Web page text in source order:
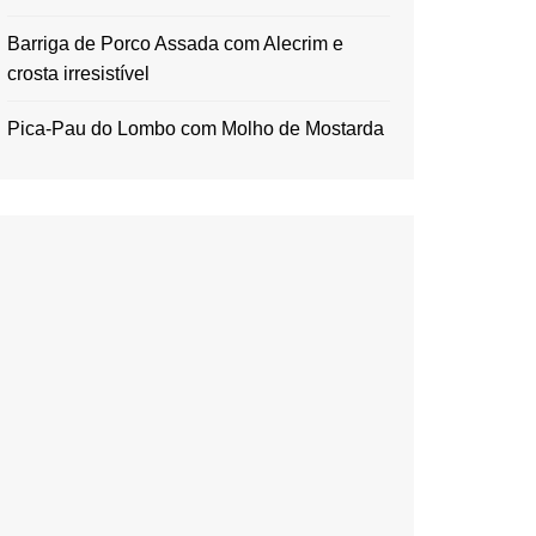
Barriga de Porco Assada com Alecrim e
crosta irresistível
Pica-Pau do Lombo com Molho de Mostarda